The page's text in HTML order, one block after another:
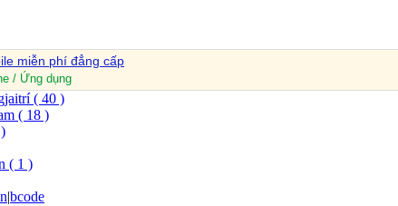
miễn phí đẳng cấp
/ Ứng dụng
( 40 )
( 18 )
( 1 )
|bcode